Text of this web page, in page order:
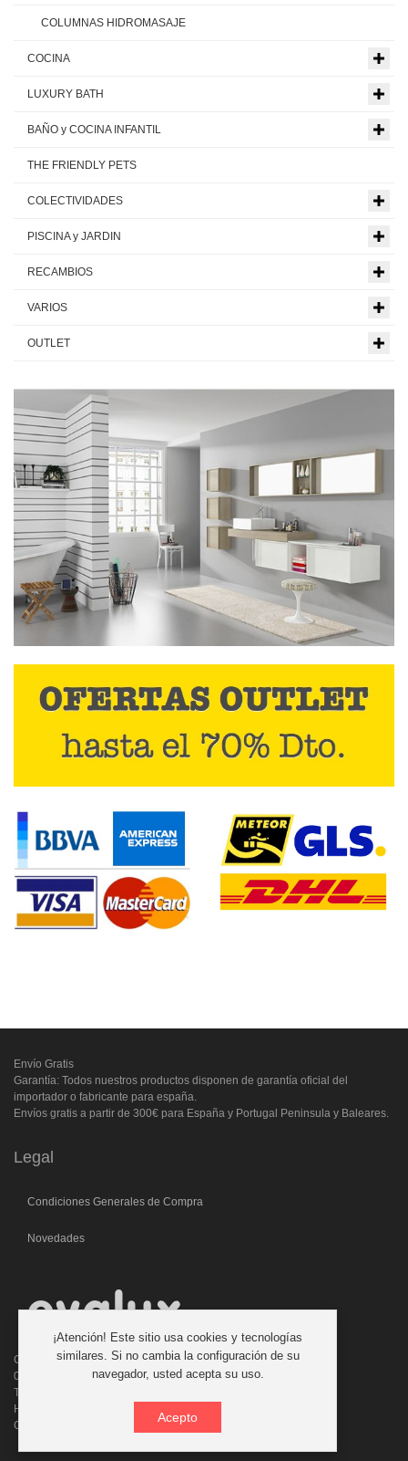
COLUMNAS HIDROMASAJE
COCINA
LUXURY BATH
BAÑO y COCINA INFANTIL
THE FRIENDLY PETS
COLECTIVIDADES
PISCINA y JARDIN
RECAMBIOS
VARIOS
OUTLET
Envío Gratis
Garantía: Todos nuestros productos disponen de garantía oficial del
importador o fabricante para españa.
Envíos gratis a partir de 300€ para España y Portugal Peninsula y Baleares.
Legal
Condiciones Generales de Compra
Novedades
C/. Laforja, 46
08006 BARCELONA (ESPAÑA)
Teléfono: 933 210 593 - 619 711 900
Horario atencion telefonica: 9:00 a 14:00 Tardes con cita previa
Consultas:evalux@evalux.com
¡Atención! Este sitio usa cookies y tecnologías
similares. Si no cambia la configuración de su
navegador, usted acepta su uso.
Acepto